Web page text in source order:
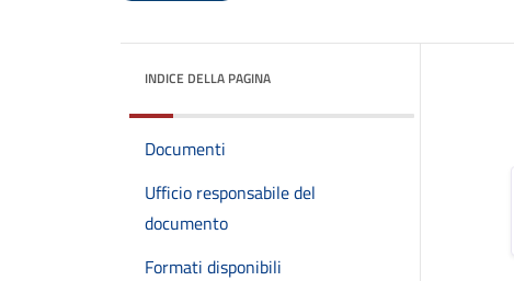
INDICE DELLA PAGINA
Documenti
Ufficio responsabile del
documento
Formati disponibili